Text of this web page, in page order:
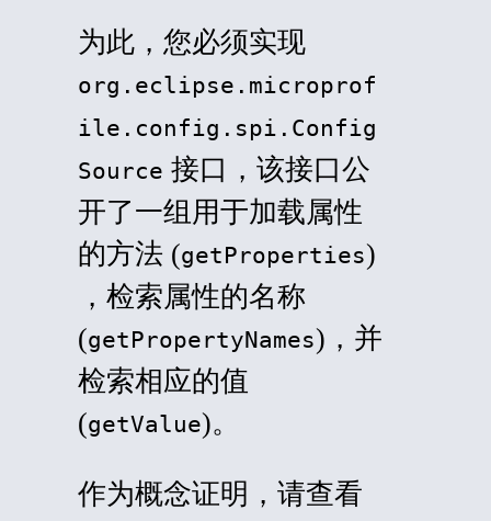
为此，您必须实现
org.eclipse.microprof
ile.config.spi.Config
Source 接口，该接口公
开了一组用于加载属性
的方法 (getProperties)
，检索属性的名称
(getPropertyNames)，并
检索相应的值
(getValue)。
作为概念证明，请查看